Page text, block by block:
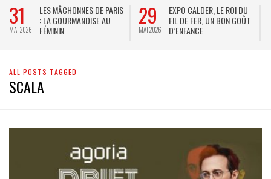
31
MAI 2026
LES MÂCHONNES DE PARIS
: LA GOURMANDISE AU
FÉMININ
29
MAI 2026
EXPO CALDER, LE ROI DU
FIL DE FER, UN BON GOÛT
D’ENFANCE
ALL POSTS TAGGED
SCALA